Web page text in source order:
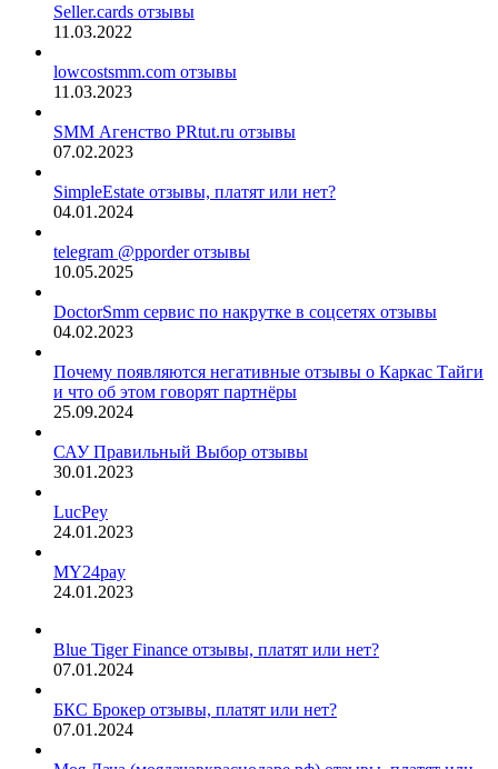
Seller.cards отзывы
11.03.2022
lowcostsmm.com отзывы
11.03.2023
SMM Агенство PRtut.ru отзывы
07.02.2023
SimpleEstate отзывы, платят или нет?
04.01.2024
telegram @pporder отзывы
10.05.2025
DoctorSmm сервис по накрутке в соцсетях отзывы
04.02.2023
Почему появляются негативные отзывы о Каркас Тайги
и что об этом говорят партнёры
25.09.2024
САУ Правильный Выбор отзывы
30.01.2023
LucPey
24.01.2023
MY24pay
24.01.2023
Blue Tiger Finance отзывы, платят или нет?
07.01.2024
БКС Брокер отзывы, платят или нет?
07.01.2024